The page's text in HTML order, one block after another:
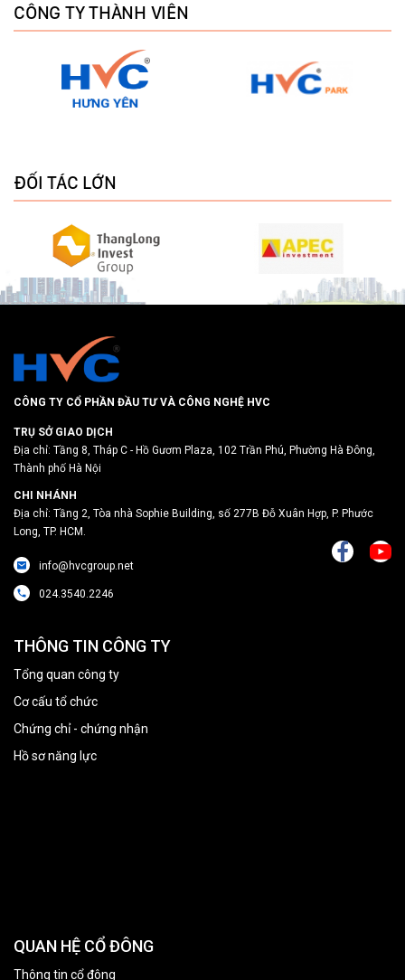
CÔNG TY THÀNH VIÊN
ĐỐI TÁC LỚN
CÔNG TY CỔ PHẦN ĐẦU TƯ VÀ CÔNG NGHỆ HVC
TRỤ SỞ GIAO DỊCH
Địa chỉ: Tầng 8, Tháp C - Hồ Gươm Plaza, 102 Trần Phú, Phường Hà Đông,
Thành phố Hà Nội
CHI NHÁNH
Địa chỉ: Tầng 2, Tòa nhà Sophie Building, số 277B Đỗ Xuân Hợp, P. Phước
Long, TP. HCM.
info@hvcgroup.net
024.3540.2246
THÔNG TIN CÔNG TY
Tổng quan công ty
Cơ cấu tổ chức
Chứng chỉ - chứng nhận
Hồ sơ năng lực
QUAN HỆ CỔ ĐÔNG
Thông tin cổ đông